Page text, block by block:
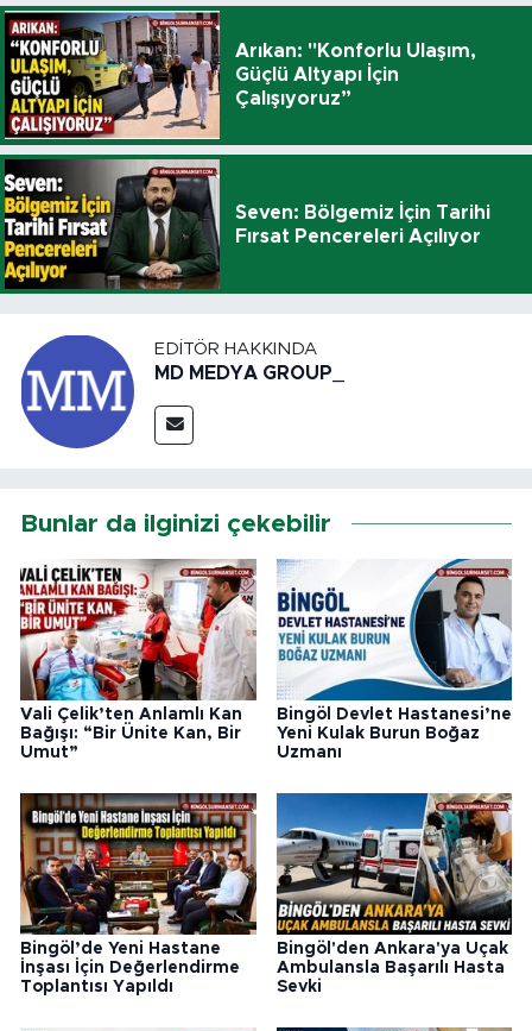
Arıkan: "Konforlu Ulaşım,
Güçlü Altyapı İçin
Çalışıyoruz”
Seven: Bölgemiz İçin Tarihi
Fırsat Pencereleri Açılıyor
EDITÖR HAKKINDA
MD MEDYA GROUP_
Bunlar da ilginizi çekebilir
Vali Çelik’ten Anlamlı Kan
Bağışı: “Bir Ünite Kan, Bir
Umut”
Bingöl Devlet Hastanesi’ne
Yeni Kulak Burun Boğaz
Uzmanı
Bingöl’de Yeni Hastane
İnşası İçin Değerlendirme
Toplantısı Yapıldı
Bingöl'den Ankara'ya Uçak
Ambulansla Başarılı Hasta
Sevki